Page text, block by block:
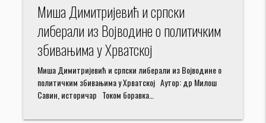
Миша Димитријевић и српски
либерали из Војводине о политичким
збивањима у Хрватској
Миша Димитријевић и српски либерали из Војводине о
политичким збивањима у Хрватској Аутор: др Милош
Савин, историчар Током боравка…